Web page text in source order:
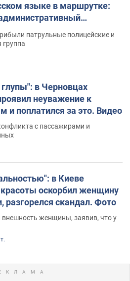
языке в маршрутке:
патрульные полицейские и
группа
в Черновцах
неуважение к
и поплатился за это. Видео
с пассажирами и
в Киеве
красоты оскорбил женщину
разгорелся скандал. Фото
внешность женщины, заявив, что у